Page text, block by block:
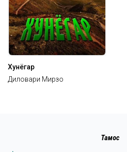
Хунёгар
Диловари Мирзо
Тамос